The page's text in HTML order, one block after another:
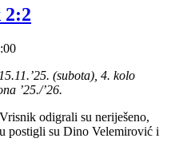
2:2
(subota), 4. kolo
’25./’26.
odigrali su neriješeno,
postigli su Dino Velemirović i